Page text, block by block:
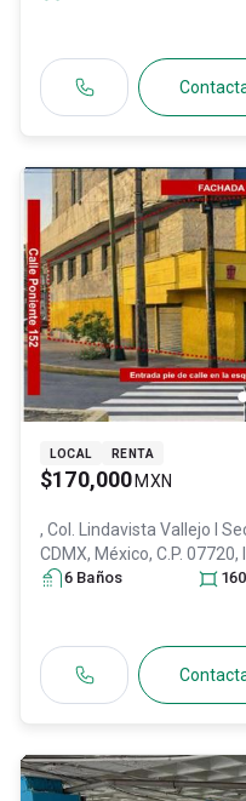
LOCAL RENTA
$170,000 MXN
, Col. Lindavista Vallejo I
CDMX, México, C.P. 07720,
6 Baños